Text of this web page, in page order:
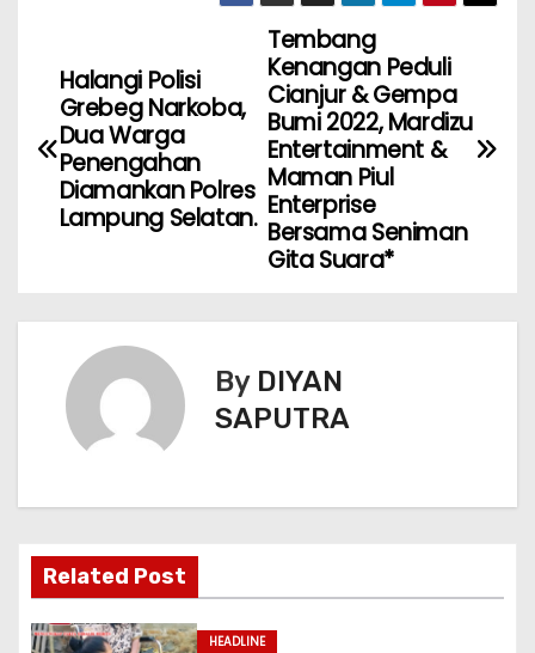
Tembang
Kenangan Peduli
Cianjur & Gempa
Bumi 2022, Mardizu
Entertainment &
Maman Piul
Enterprise
Bersama Seniman
Gita Suara*
Halangi Polisi
Grebeg Narkoba,
Dua Warga
Penengahan
Diamankan Polres
Lampung Selatan.
By DIYAN
SAPUTRA
Related Post
HEADLINE